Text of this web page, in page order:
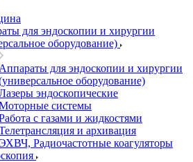
для эндоскопии и хирургии
оборудование)
Аппараты для эндоскопии и хирургии
оборудование)
эндоскопические
системы
с газами и жидкостями
и архивация
Радиочастотные коагуляторы